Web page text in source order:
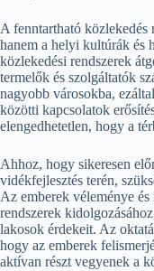
A fenntartható közlekedés
hanem a helyi kultúrák és
közlekedési rendszerek
termelők és szolgáltatók
nagyobb városokba,
közötti kapcsolatok
elengedhetetlen, hogy a
Ahhoz, hogy sikeresen
vidékfejlesztés terén,
Az emberek véleménye
rendszerek
lakosok érdekeit. Az
hogy az emberek
aktívan részt vegyenek a